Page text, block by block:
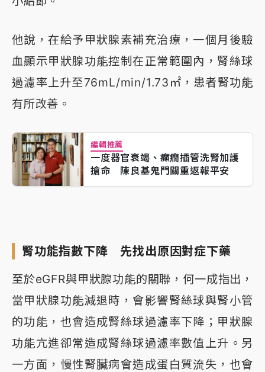
他說，在給予甲狀腺素補充治療，一個月後驗
血顯示甲狀腺功能控制在正常範圍內，腎絲球
過濾率上升至76mL/min/1.73㎡，患者腎功能
有所改善。
編輯推薦
一度器官衰竭、癲癇插管洗腎加護
搶命 陳良基鬼門關重返報平安
腎功能指數下降 先找出原因對症下藥
至於eGFR與甲狀腺功能的關聯，何一成指出，
當甲狀腺功能減退時，會影響腎絲球與腎小管
的功能，也會造成腎絲球過濾率下降；甲狀腺
功能亢進卻常造成腎絲球過濾率數值上升。另
一方面，慢性腎臟病會造成蛋白質流失，也會